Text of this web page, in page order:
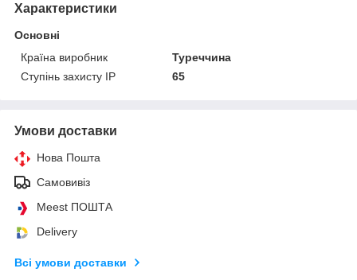
Характеристики
Основні
Країна виробник
Туреччина
Ступінь захисту IP
65
Умови доставки
Нова Пошта
Самовивіз
Meest ПОШТА
Delivery
Всі умови доставки